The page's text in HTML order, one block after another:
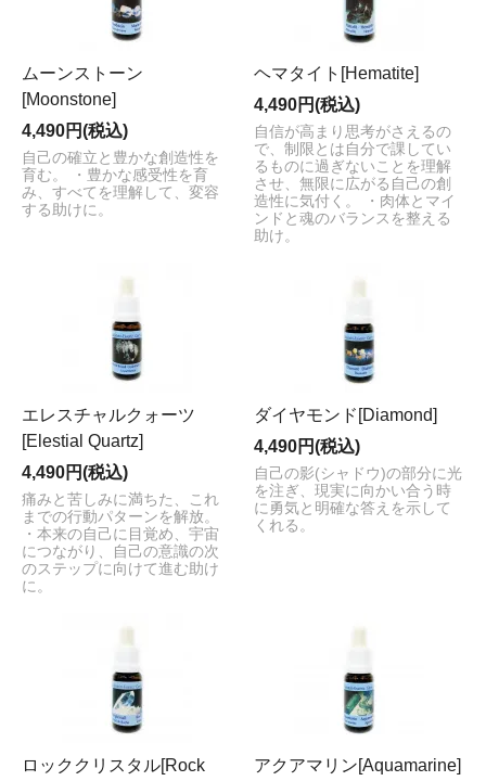
ムーンストーン
[Moonstone]
4,490円(税込)
自己の確立と豊かな創造性を
育む。 ・豊かな感受性を育
み、すべてを理解して、変容
する助けに。
ヘマタイト[Hematite]
4,490円(税込)
自信が高まり思考がさえるの
で、制限とは自分で課してい
るものに過ぎないことを理解
させ、無限に広がる自己の創
造性に気付く。 ・肉体とマイ
ンドと魂のバランスを整える
助け。
エレスチャルクォーツ
[Elestial Quartz]
4,490円(税込)
痛みと苦しみに満ちた、これ
までの行動パターンを解放。
・本来の自己に目覚め、宇宙
につながり、自己の意識の次
のステップに向けて進む助け
に。
ダイヤモンド[Diamond]
4,490円(税込)
自己の影(シャドウ)の部分に光
を注ぎ、現実に向かい合う時
に勇気と明確な答えを示して
くれる。
ロッククリスタル[Rock
アクアマリン[Aquamarine]